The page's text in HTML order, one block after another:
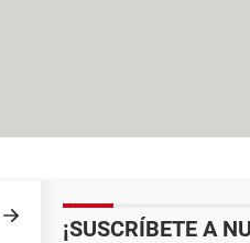
¡SUSCRÍBETE A